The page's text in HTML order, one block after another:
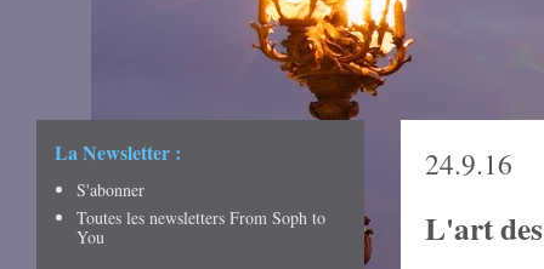
24.9.16
L'art
La Newsletter :
S'abonner
Toutes les newsletters From Soph to
You